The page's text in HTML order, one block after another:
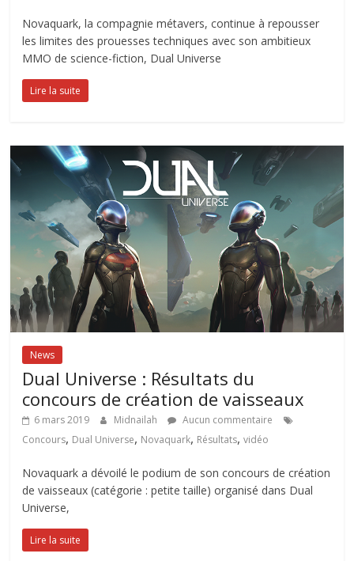
Novaquark, la compagnie métavers, continue à repousser
les limites des prouesses techniques avec son ambitieux
MMO de science-fiction, Dual Universe
Lire la suite
News
Dual Universe : Résultats du
concours de création de vaisseaux
6 mars 2019 Midnailah
Aucun commentaire
Concours, Dual Universe, Novaquark, Résultats,vidéo
Novaquark a dévoilé le podium de son concours de création
de vaisseaux (catégorie : petite taille) organisé dans Dual
Universe,
Lire la suite